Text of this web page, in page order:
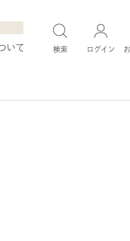
いて 検索 ログイン